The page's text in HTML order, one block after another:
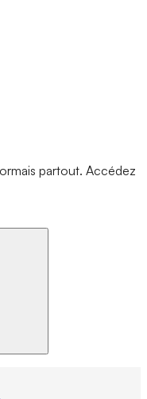
partout. Accédez